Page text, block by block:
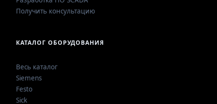
Получить консультацию
КАТАЛОГ ОБОРУДОВАНИЯ
Весь каталог
Siemens
Festo
Sick